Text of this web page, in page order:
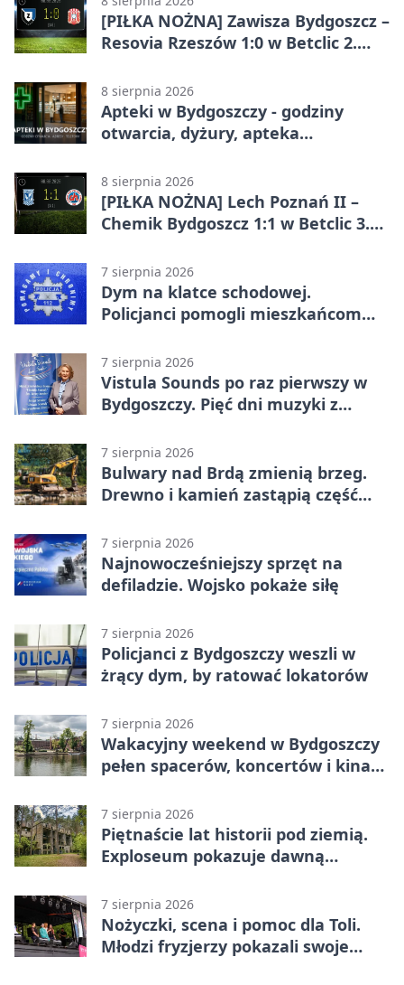
[PIŁKA NOŻNA] Zawisza Bydgoszcz –
Resovia Rzeszów 1:0 w Betclic 2.
8 sierpnia 2026
Apteki w Bydgoszczy - godziny
otwarcia, dyżury, apteka
8 sierpnia 2026
[PIŁKA NOŻNA] Lech Poznań II –
Chemik Bydgoszcz 1:1 w Betclic 3.
Bydgoszczanie wywieźli punkt z
Wronek
7 sierpnia 2026
Dym na klatce schodowej.
Policjanci pomogli mieszkańcom
7 sierpnia 2026
Vistula Sounds po raz pierwszy w
Bydgoszczy. Pięć dni muzyki z
7 sierpnia 2026
Bulwary nad Brdą zmienią brzeg.
Drewno i kamień zastąpią część
7 sierpnia 2026
Najnowocześniejszy sprzęt na
defiladzie. Wojsko pokaże siłę
7 sierpnia 2026
Policjanci z Bydgoszczy weszli w
żrący dym, by ratować lokatorów
7 sierpnia 2026
Wakacyjny weekend w Bydgoszczy
pełen spacerów, koncertów i kina
7 sierpnia 2026
Piętnaście lat historii pod ziemią.
Exploseum pokazuje dawną
7 sierpnia 2026
Nożyczki, scena i pomoc dla Toli.
Młodzi fryzjerzy pokazali swoje